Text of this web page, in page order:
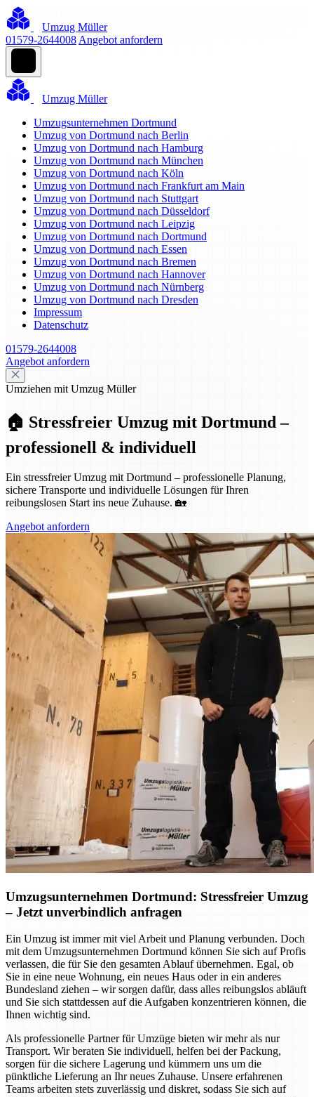
Umzug Müller
01579-2644008 Angebot anfordern
Umzug Müller
Umzugsunternehmen Dortmund
Umzug von Dortmund nach Berlin
Umzug von Dortmund nach Hamburg
Umzug von Dortmund nach München
Umzug von Dortmund nach Köln
Umzug von Dortmund nach Frankfurt am Main
Umzug von Dortmund nach Stuttgart
Umzug von Dortmund nach Düsseldorf
Umzug von Dortmund nach Leipzig
Umzug von Dortmund nach Dortmund
Umzug von Dortmund nach Essen
Umzug von Dortmund nach Bremen
Umzug von Dortmund nach Hannover
Umzug von Dortmund nach Nürnberg
Umzug von Dortmund nach Dresden
Impressum
Datenschutz
01579-2644008
Angebot anfordern
Umziehen mit Umzug Müller
🏠 Stressfreier Umzug mit Dortmund –
professionell & individuell
Ein stressfreier Umzug mit Dortmund – professionelle Planung,
sichere Transporte und individuelle Lösungen für Ihren
reibungslosen Start ins neue Zuhause. 🏡
Angebot anfordern
Umzugsunternehmen Dortmund: Stressfreier Umzug
– Jetzt unverbindlich anfragen
Ein Umzug ist immer mit viel Arbeit und Planung verbunden. Doch
mit dem Umzugsunternehmen Dortmund können Sie sich auf Profis
verlassen, die für Sie den gesamten Ablauf übernehmen. Egal, ob
Sie in eine neue Wohnung, ein neues Haus oder in ein anderes
Bundesland ziehen – wir sorgen dafür, dass alles reibungslos abläuft
und Sie sich stattdessen auf die Aufgaben konzentrieren können, die
Ihnen wichtig sind.
Als professionelle Partner für Umzüge bieten wir mehr als nur
Transport. Wir beraten Sie individuell, helfen bei der Packung,
sorgen für die sichere Lagerung und kümmern uns um die
pünktliche Lieferung an Ihr neues Zuhause. Unsere erfahrenen
Teams arbeiten stets zuverlässig und diskret, sodass Sie sich auf